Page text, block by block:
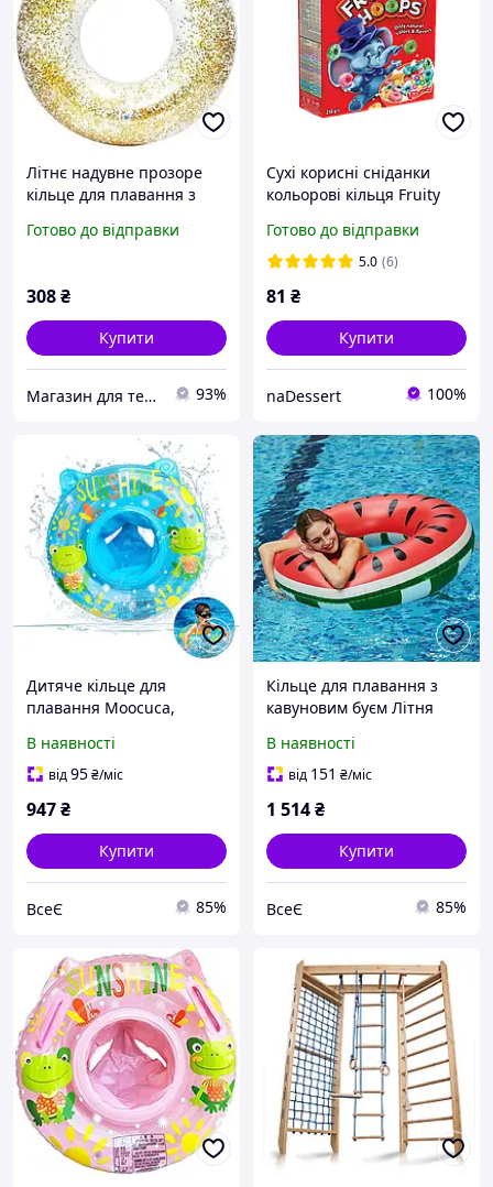
Літнє надувне прозоре
кільце для плавання з
і дітей з ручками 100
Готово до відправки
308₴
Купити
Магазин для тебе 93%
Сухі корисні сніданки
кольорові кільця Fruity
Cerera Литва
Готово до відправки
5.0 (6)
81 ₴
Купити
naDessert 100%
Дитяче кільце для
плавання Moocuca,
з мультяшним малюнком,
кільце для плавання для
В наявності
від95₴/міс
947₴
Купити
ВсеЄ 85%
Кільце для плавання з
кавуновим буєм Літня
для басейну дорослих і
дітей
В наявності
від 151 ₴/міс
1 514₴
Купити
ВсеЄ 85%